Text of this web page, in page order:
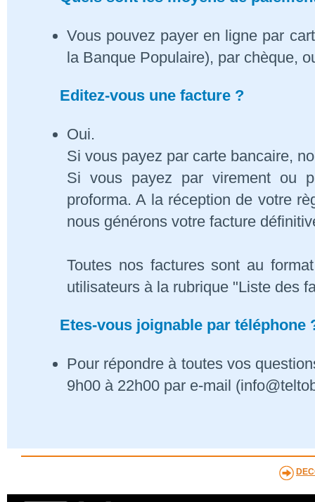
Vous pouvez payer en ligne par
la Banque Populaire), par chèque,
Editez-vous une facture ?
Oui.
Si vous payez par carte bancaire,
Si vous payez par virement ou
proforma. A la réception de votre
nous générons votre facture
Toutes nos factures sont au
utilisateurs à la rubrique "Liste des
Etes-vous joignable par téléphone
Pour répondre à toutes vos
9h00 à 22h00 par e-mail